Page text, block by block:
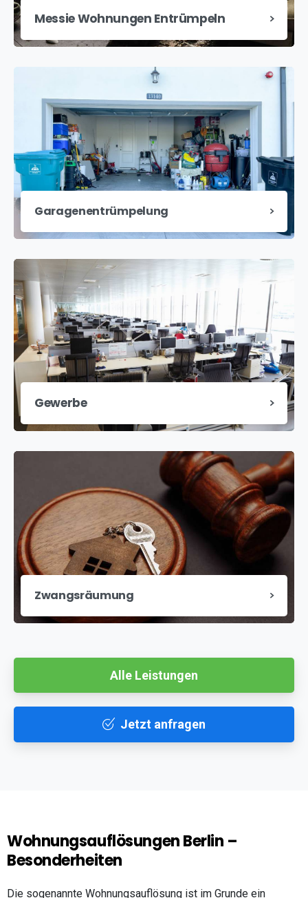
Messie Wohnungen Entrümpeln
Garagenentrümpelung
Gewerbe
Zwangsräumung
Alle Leistungen
Jetzt anfragen
Wohnungsauflösungen Berlin –
Besonderheiten
Die sogenannte Wohnungsauflösung ist im Grunde ein